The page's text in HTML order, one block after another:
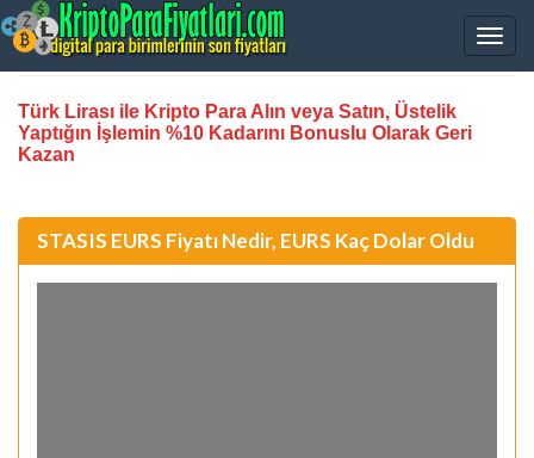
Türk Lirası ile Kripto Para Alın veya Satın, Üstelik
Yaptığın İşlemin %10 Kadarını Bonuslu Olarak Geri
Kazan
STASIS EURS Fiyatı Nedir, EURS Kaç Dolar Oldu